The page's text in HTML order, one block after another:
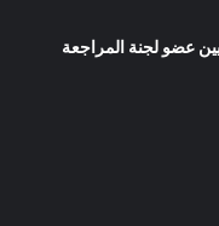
عضو لجنة المراجعة